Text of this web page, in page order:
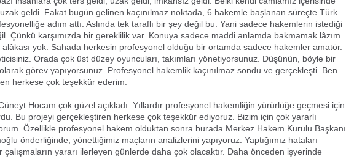
geldi. Fakat bugün gelinen kaçınılmaz noktada, 6 hakemle başlanan süreçte Türk
adım attı. Aslında tek taraflı bir şey değil bu. Yani sadece hakemlerin istediği
Çünkü karşımızda bir gereklilik var. Konuya sadece maddi anlamda bakmamak lâzım.
yok. Sahada herkesin profesyonel olduğu bir ortamda sadece hakemler amatör.
Orada çok üst düzey oyuncuları, takımları yönetiyorsunuz. Düşünün, böyle bir
görev yapıyorsunuz. Profesyonel hakemlik kaçınılmaz sondu ve gerçekleşti. Ben
herkese çok teşekkür ederim.
Hocam çok güzel açıkladı. Yıllardır profesyonel hakemliğin yürürlüğe geçmesi için
Bu projeyi gerçekleştiren herkese çok teşekkür ediyoruz. Bizim için çok yararlı
Özellikle profesyonel hakem olduktan sonra burada Merkez Hakem Kurulu Başkanı
önderliğinde, yönettiğimiz maçların analizlerini yapıyoruz. Yaptığımız hataları
çalışmaların yararı ilerleyen günlerde daha çok olacaktır. Daha önceden işyerinde